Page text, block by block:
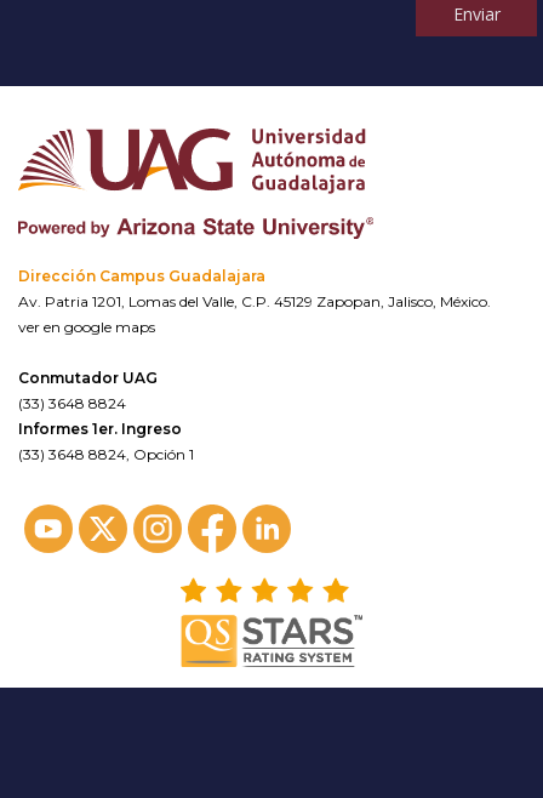
Enviar
Dirección Campus Guadalajara
Av. Patria 1201, Lomas del Valle, C.P. 45129 Zapopan, Jalisco, México.
ver en google maps
Conmutador UAG
(33) 3648 8824
Informes 1er. Ingreso
(33) 3648 8824, Opción 1